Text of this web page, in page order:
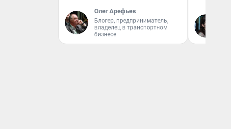
Олег Арефьев
Блогер, предприниматель,
владелец в транспортном
бизнесе